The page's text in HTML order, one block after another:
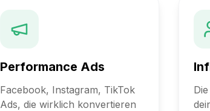
Performance Ads
Facebook, Instagram, TikTok
Ads, die wirklich konvertieren